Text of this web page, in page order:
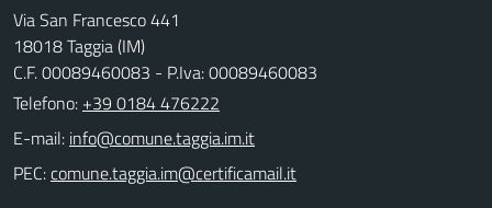
Via San Francesco 441
18018 Taggia (IM)
C.F. 00089460083 - P.Iva: 00089460083
Telefono: +39 0184 476222
E-mail:
PEC: